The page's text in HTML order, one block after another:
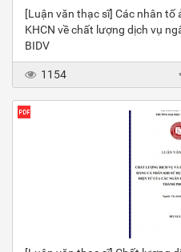
[Luận văn thạc sĩ] Các nhân
KHCN về chất lượng dịch vụ
BIDV
1154